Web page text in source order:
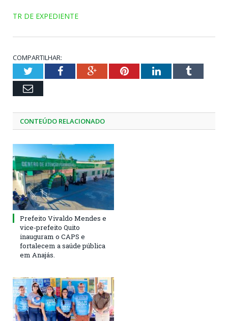
TR DE EXPEDIENTE
COMPARTILHAR:
TwitterFacebookGoogle+PinterestLinkedInTumblr
Email
CONTEÚDO RELACIONADO
Prefeito Vivaldo Mendes e
vice-prefeito Quito
inauguram o CAPS e
fortalecem a saúde pública
em Anajás.